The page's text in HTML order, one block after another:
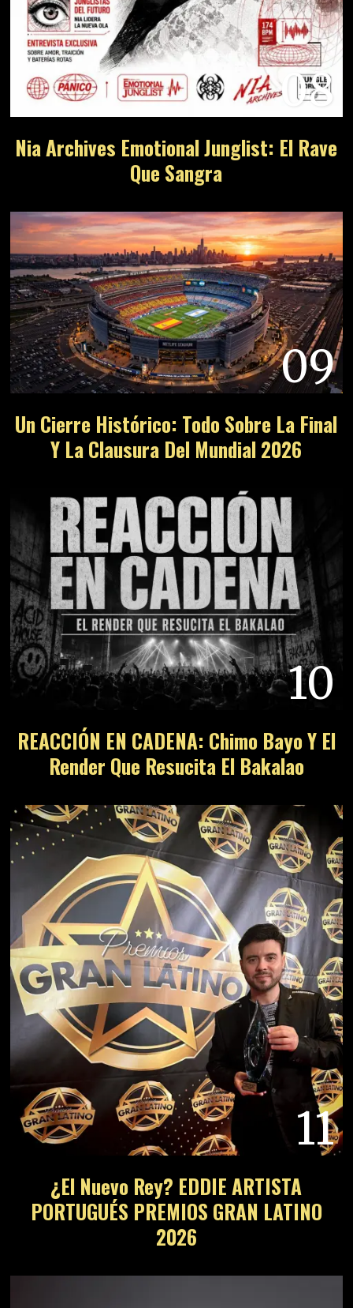
08
Nia Archives Emotional Junglist: El Rave
Que Sangra
09
Un Cierre Histórico: Todo Sobre La Final
Y La Clausura Del Mundial 2026
10
REACCIÓN EN CADENA: Chimo Bayo Y El
Render Que Resucita El Bakalao
11
¿El Nuevo Rey? EDDIE ARTISTA
PORTUGUÉS PREMIOS GRAN LATINO
2026